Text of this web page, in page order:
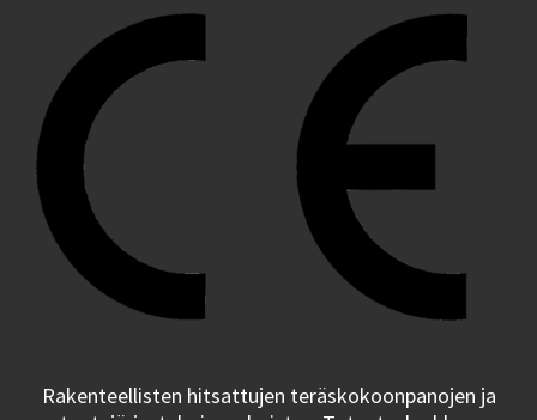
Rakenteellisten hitsattujen teräskokoonpanojen ja